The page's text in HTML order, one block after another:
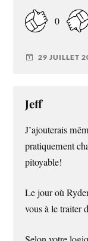
0
29 JUILLET
Jeff
J’ajouterais
pratiquement
pitoyable!
Le jour où
vous à le traiter